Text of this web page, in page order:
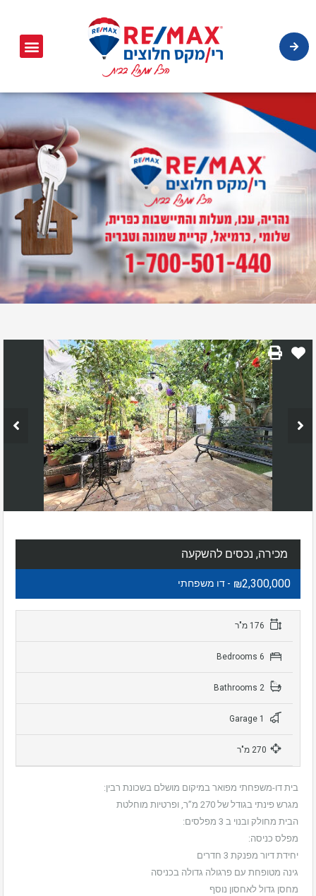
מכירה, נכסים להשקעה
₪2,300,000 - דו משפחתי
270 מ"ר
בית דו-משפחתי מפואר במיקום מושלם בשכונת רבין:
מגרש פינתי בגודל של 270 מ”ר, ופרטיות מוחלטת
הבית מחולק ובנוי ב 3 מפלסים:
מפלס כניסה:
יחידת דיור מפנקת 3 חדרים
גינה מטופחת עם פרגולה גדולה בכניסה
מחסן גדול לאחסון נוסף